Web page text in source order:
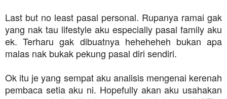
Last but no least pasal personal. Rupanya ramai gak
yang nak tau lifestyle aku especially pasal family aku
ek. Terharu gak dibuatnya heheheheh bukan apa
malas nak bukak pekung pasal diri sendiri.
Ok itu je yang sempat aku analisis mengenai kerenah
pembaca setia aku ni. Hopefully akan aku usahakan